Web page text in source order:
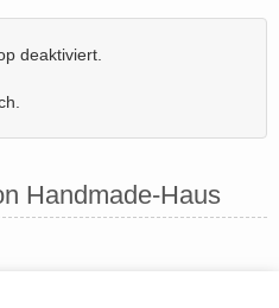
deaktiviert.
Handmade-Haus